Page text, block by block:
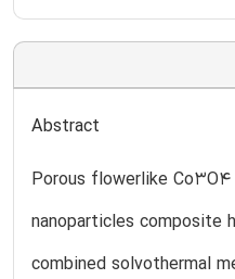
Abstract
Porous flowerlike
nanoparticles composite
combined solvothermal